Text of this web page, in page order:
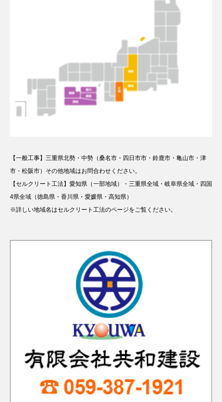
【一般工事】三重県北勢・中勢（桑名市・四日市市・鈴鹿市・亀山市・津
市・松阪市）その他地域はお問合わせください。
【セルクリート工法】愛知県（一部地域）・三重県全域・岐阜県全域・四国
4県全域（徳島県・香川県・愛媛県・高知県）
※詳しい地域名はセルクリート工法のページをご覧ください。